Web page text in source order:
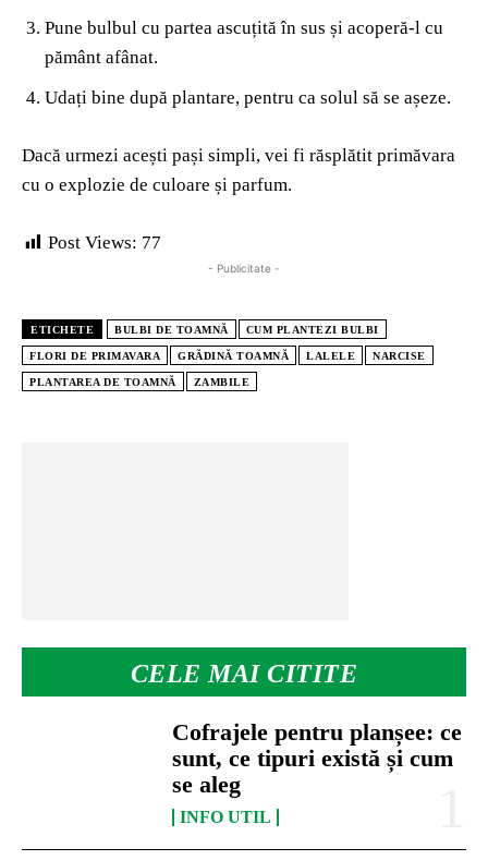
CELE MAI CITITE
Cofrajele pentru planșee: ce
sunt, ce tipuri există și cum
se aleg
INFO UTIL
Pune bulbul cu partea ascuțită în sus și acoperă-l cu
pământ afânat.
Udați bine după plantare, pentru ca solul să se așeze.
Dacă urmezi acești pași simpli, vei fi răsplătit primăvara
cu o explozie de culoare și parfum.
Post Views: 77
- Publicitate -
ETICHETE BULBI DE TOAMNĂ CUM PLANTEZI BULBI
FLORI DE PRIMAVARA GRĂDINĂ TOAMNĂ LALELE NARCISE
PLANTAREA DE TOAMNĂ ZAMBILE